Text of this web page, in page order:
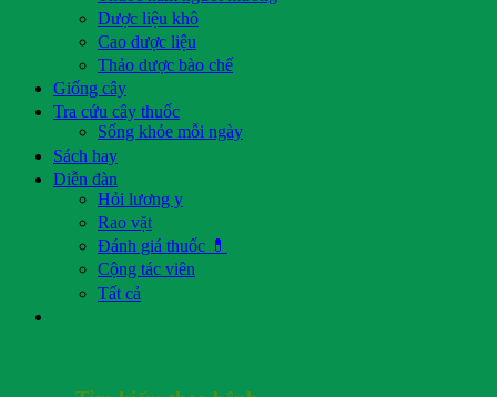
Dược liệu khô
Cao dược liệu
Thảo dược bào chế
Giống cây
Tra cứu cây thuốc
Sống khỏe mỗi ngày
Sách hay
Diễn đàn
Hỏi lương y
Rao vặt
Đánh giá thuốc 💊
Cộng tác viên
Tất cả